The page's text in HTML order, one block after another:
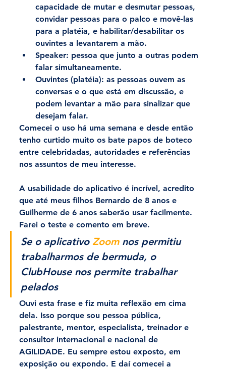
capacidade de mutar e desmutar pessoas,
convidar pessoas para o palco e movê-las
para a platéia, e habilitar/desabilitar os
ouvintes a levantarem a mão.
Speaker: pessoa que junto a outras podem
falar simultaneamente.
Ouvintes (platéia): as pessoas ouvem as
conversas e o que está em discussão, e
podem levantar a mão para sinalizar que
desejam falar.
Comecei o uso há uma semana e desde então
tenho curtido muito os bate papos de boteco
entre celebridadas, autoridades e referências
nos assuntos de meu interesse.
A usabilidade do aplicativo é incrível, acredito
que até meus filhos Bernardo de 8 anos e
Guilherme de 6 anos saberão usar facilmente.
Farei o teste e comento em breve.
Se o aplicativo Zoom nos permitiu
trabalharmos de bermuda, o
ClubHouse nos permite trabalhar
pelados
Ouvi esta frase e fiz muita reflexão em cima
dela. Isso porque sou pessoa pública,
palestrante, mentor, especialista, treinador e
consultor internacional e nacional de
AGILIDADE. Eu sempre estou exposto, em
exposição ou expondo. E daí comecei a